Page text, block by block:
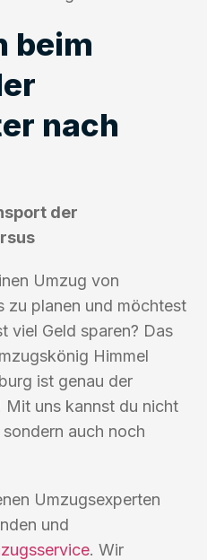
beim
nach
der
Umzug von
zu planen und möchtest
viel Geld sparen? Das
Himmel
ist genau der
uns kannst du nicht
auch noch
Umzugsexperten
und
. Wir